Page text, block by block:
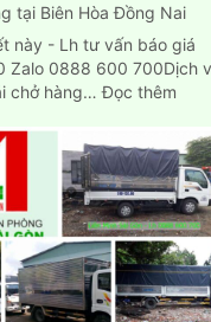
tại Biên Hòa Đồng Nai
này - Lh tư vấn báo giá
Zalo 0888 600 700Dịch
chở hàng…Đọc thêm
tải
chở
tại
Biên
Hòa
Nai